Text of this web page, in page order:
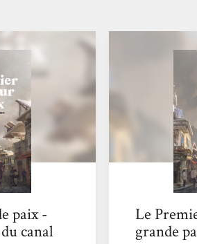
paix -
canal
Le
grande